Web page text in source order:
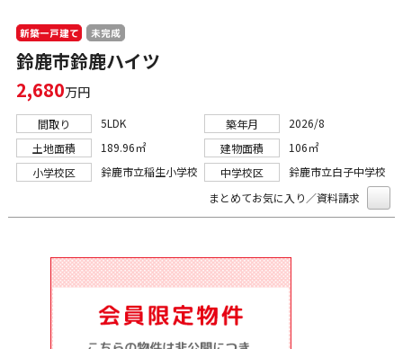
新築一戸建て 未完成
鈴鹿市鈴鹿ハイツ
2,680万円
間取り 5LDK 築年月
2026/8
土地面積
189.96㎡ 建物面積
106㎡
小学校区
鈴鹿市立稲生小学校 中学校区
鈴鹿市立白子中学校
まとめてお気に入り／資料請求